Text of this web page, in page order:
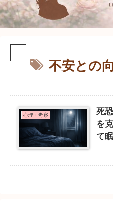
不安との
心理・考察
死
を
て